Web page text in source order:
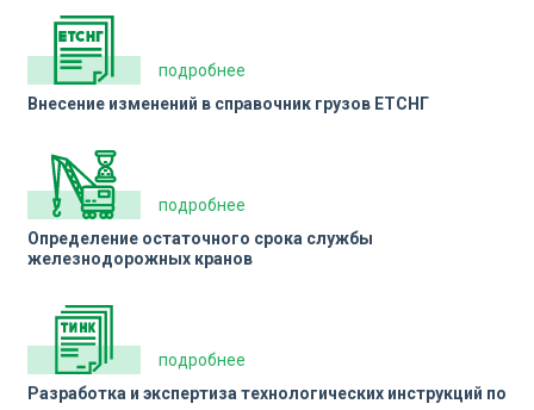
подробнее
Внесение изменений в справочник грузов ЕТСНГ
подробнее
Определение остаточного срока службы
железнодорожных кранов
подробнее
Разработка и экспертиза технологических инструкций по